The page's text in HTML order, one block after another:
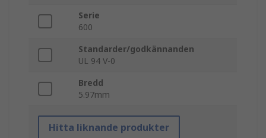
Serie
600
Standarder/godkännanden
UL 94 V-0
Bredd
5.97mm
Hitta liknande produkter